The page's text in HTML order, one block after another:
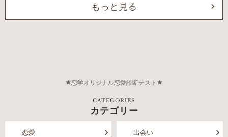
もっと見る
恋学オリジナル恋愛診断テスト
CATEGORIES
カテゴリー
恋愛 出会い